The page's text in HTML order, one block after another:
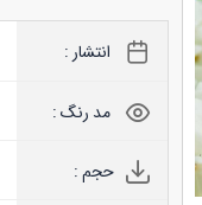
انتشار :
مد رنگ :
حجم :